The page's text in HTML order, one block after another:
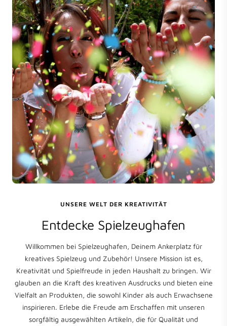
UNSERE WELT DER KREATIVITÄT
Entdecke Spielzeughafen
Willkommen bei Spielzeughafen, Deinem Ankerplatz für
kreatives Spielzeug und Zubehör! Unsere Mission ist es,
Kreativität und Spielfreude in jeden Haushalt zu bringen. Wir
glauben an die Kraft des kreativen Ausdrucks und bieten eine
Vielfalt an Produkten, die sowohl Kinder als auch Erwachsene
inspirieren. Erlebe die Freude am Erschaffen mit unseren
sorgfältig ausgewählten Artikeln, die für Qualität und